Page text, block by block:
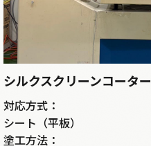
シルクスクリーンコーター
対応方式：
シート（平板）
塗工方法：